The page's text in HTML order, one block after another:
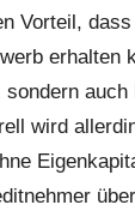
Vorteil,
erhalten
sondern
wird